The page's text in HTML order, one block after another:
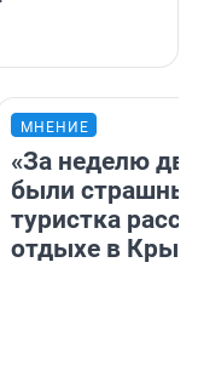
МНЕНИЕ
«За неделю
были
туристка
отдыхе в